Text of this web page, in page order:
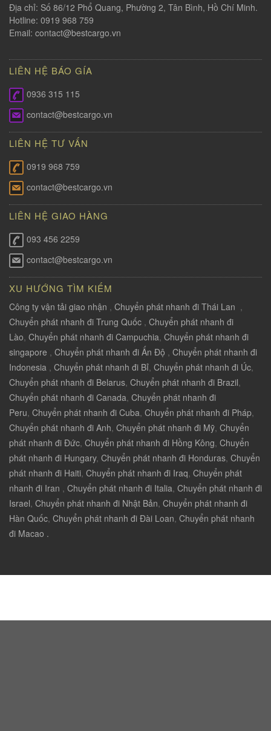
Địa chỉ: Số 86/12 Phổ Quang, Phường 2, Tân Bình, Hồ Chí Minh.
Hotline: 0919 968 759
Email: contact@bestcargo.vn
LIÊN HỆ BÁO GÍA
0936 315 115
contact@bestcargo.vn
LIÊN HỆ TƯ VẤN
0919 968 759
contact@bestcargo.vn
LIÊN HỆ GIAO HÀNG
093 456 2259
contact@bestcargo.vn
XU HƯỚNG TÌM KIẾM
Công ty vận tải giao nhận , Chuyển phát nhanh đi Thái Lan ,
Chuyển phát nhanh đi Trung Quốc , Chuyển phát nhanh đi
Lào, Chuyển phát nhanh đi Campuchia, Chuyển phát nhanh đi
singapore , Chuyển phát nhanh đi Ấn Độ , Chuyển phát nhanh đi
Indonesia , Chuyển phát nhanh đi Bỉ, Chuyển phát nhanh đi Úc,
Chuyển phát nhanh đi Belarus, Chuyển phát nhanh đi Brazil,
Chuyển phát nhanh đi Canada, Chuyển phát nhanh đi
Peru, Chuyển phát nhanh đi Cuba, Chuyển phát nhanh đi Pháp,
Chuyển phát nhanh đi Anh, Chuyển phát nhanh đi Mỹ, Chuyển
phát nhanh đi Đức, Chuyển phát nhanh đi Hồng Kông, Chuyển
phát nhanh đi Hungary, Chuyển phát nhanh đi Honduras, Chuyển
phát nhanh đi Haiti, Chuyển phát nhanh đi Iraq, Chuyển phát
nhanh đi Iran , Chuyển phát nhanh đi Italia, Chuyển phát nhanh đi
Israel, Chuyển phát nhanh đi Nhật Bản, Chuyển phát nhanh đi
Hàn Quốc, Chuyển phát nhanh đi Đài Loan, Chuyển phát nhanh
đi Macao .